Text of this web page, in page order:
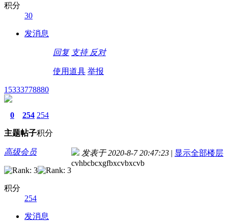
积分
30
发消息
回复 支持 反对
使用道具 举报
15333778880
0
主题
254
帖子
254
积分
高级会员
积分
254
发消息
发表于 2020-8-7 20:47:23 | 显示全部楼层
cvhbcbcxgfbxcvbxcvb